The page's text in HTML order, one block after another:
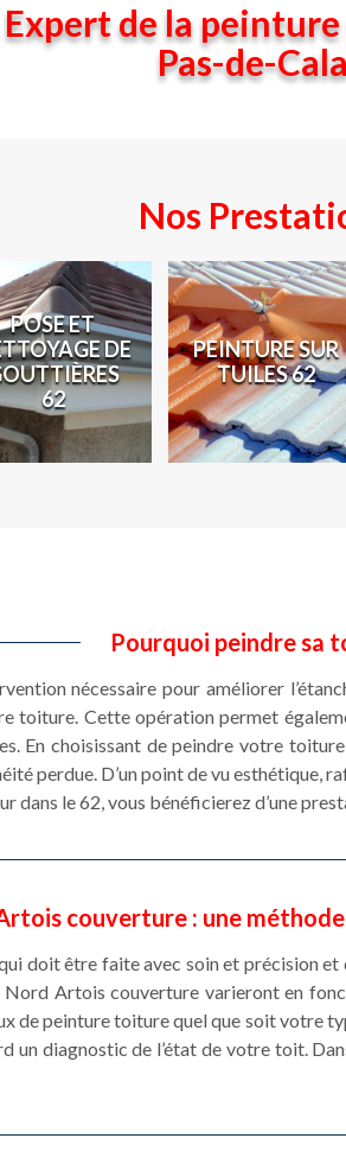
Expert de la
Pas-de-
Nos
POSE ET
DE
62
PEINTURE SUR
TUILES 62
Pourquoi peindre sa
nécessaire pour améliorer
toiture. Cette opération permet
En choisissant de peindre votre
perdue. D’un point de vu esthétique,
dans le 62, vous bénéficierez d’une
couverture : une
doit être faite avec soin et précision et
Artois couverture varieront en
de peinture toiture quel que soit votre
un diagnostic de l’état de votre toit.